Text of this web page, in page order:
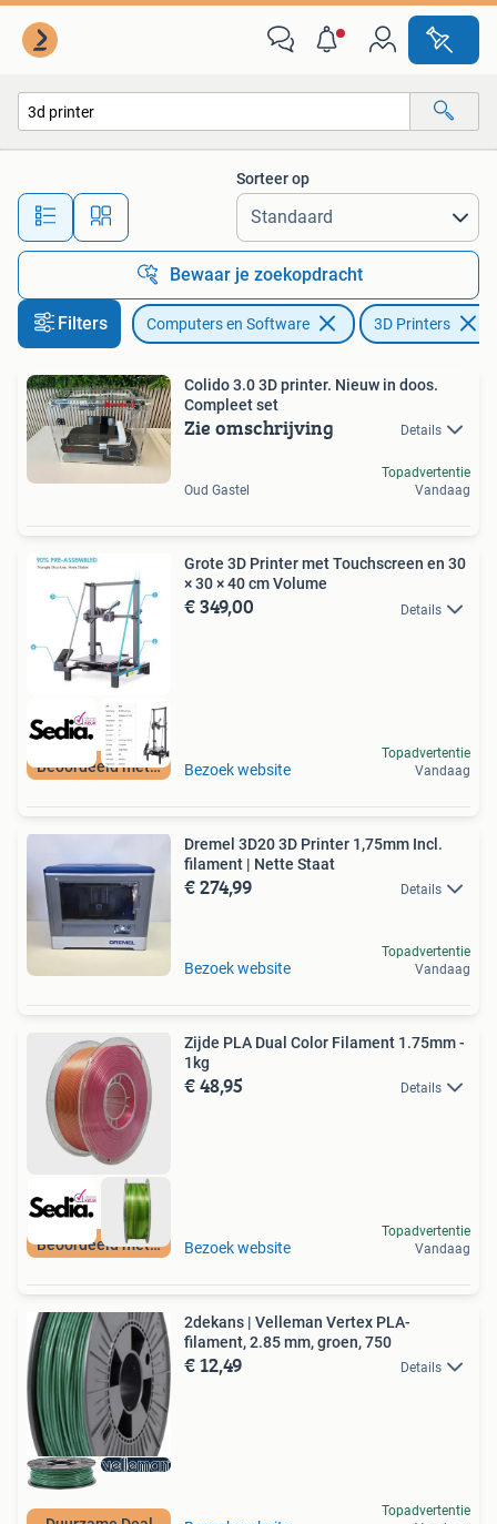
Alle afstanden…
Sorteer op
Bewaar je zoekopdracht
Filters Computers en Software 3D Printers
Colido 3.0 3D printer. Nieuw in doos.
Compleet set
Zie omschrijving Details
Oud Gastel
Topadvertentie
Vandaag
Beoordeeld met 9+
Grote 3D Printer met Touchscreen en 30
× 30 × 40 cm Volume
€ 349,00 Details
Bezoek website
Topadvertentie
Vandaag
Dremel 3D20 3D Printer 1,75mm Incl.
filament | Nette Staat
€ 274,99 Details
Bezoek website
Topadvertentie
Vandaag
Beoordeeld met 9+
Zijde PLA Dual Color Filament 1.75mm -
1kg
€ 48,95 Details
Bezoek website
Topadvertentie
Vandaag
2dekans | Velleman Vertex PLA-
filament, 2.85 mm, groen, 750
€ 12,49 Details
Topadvertentie